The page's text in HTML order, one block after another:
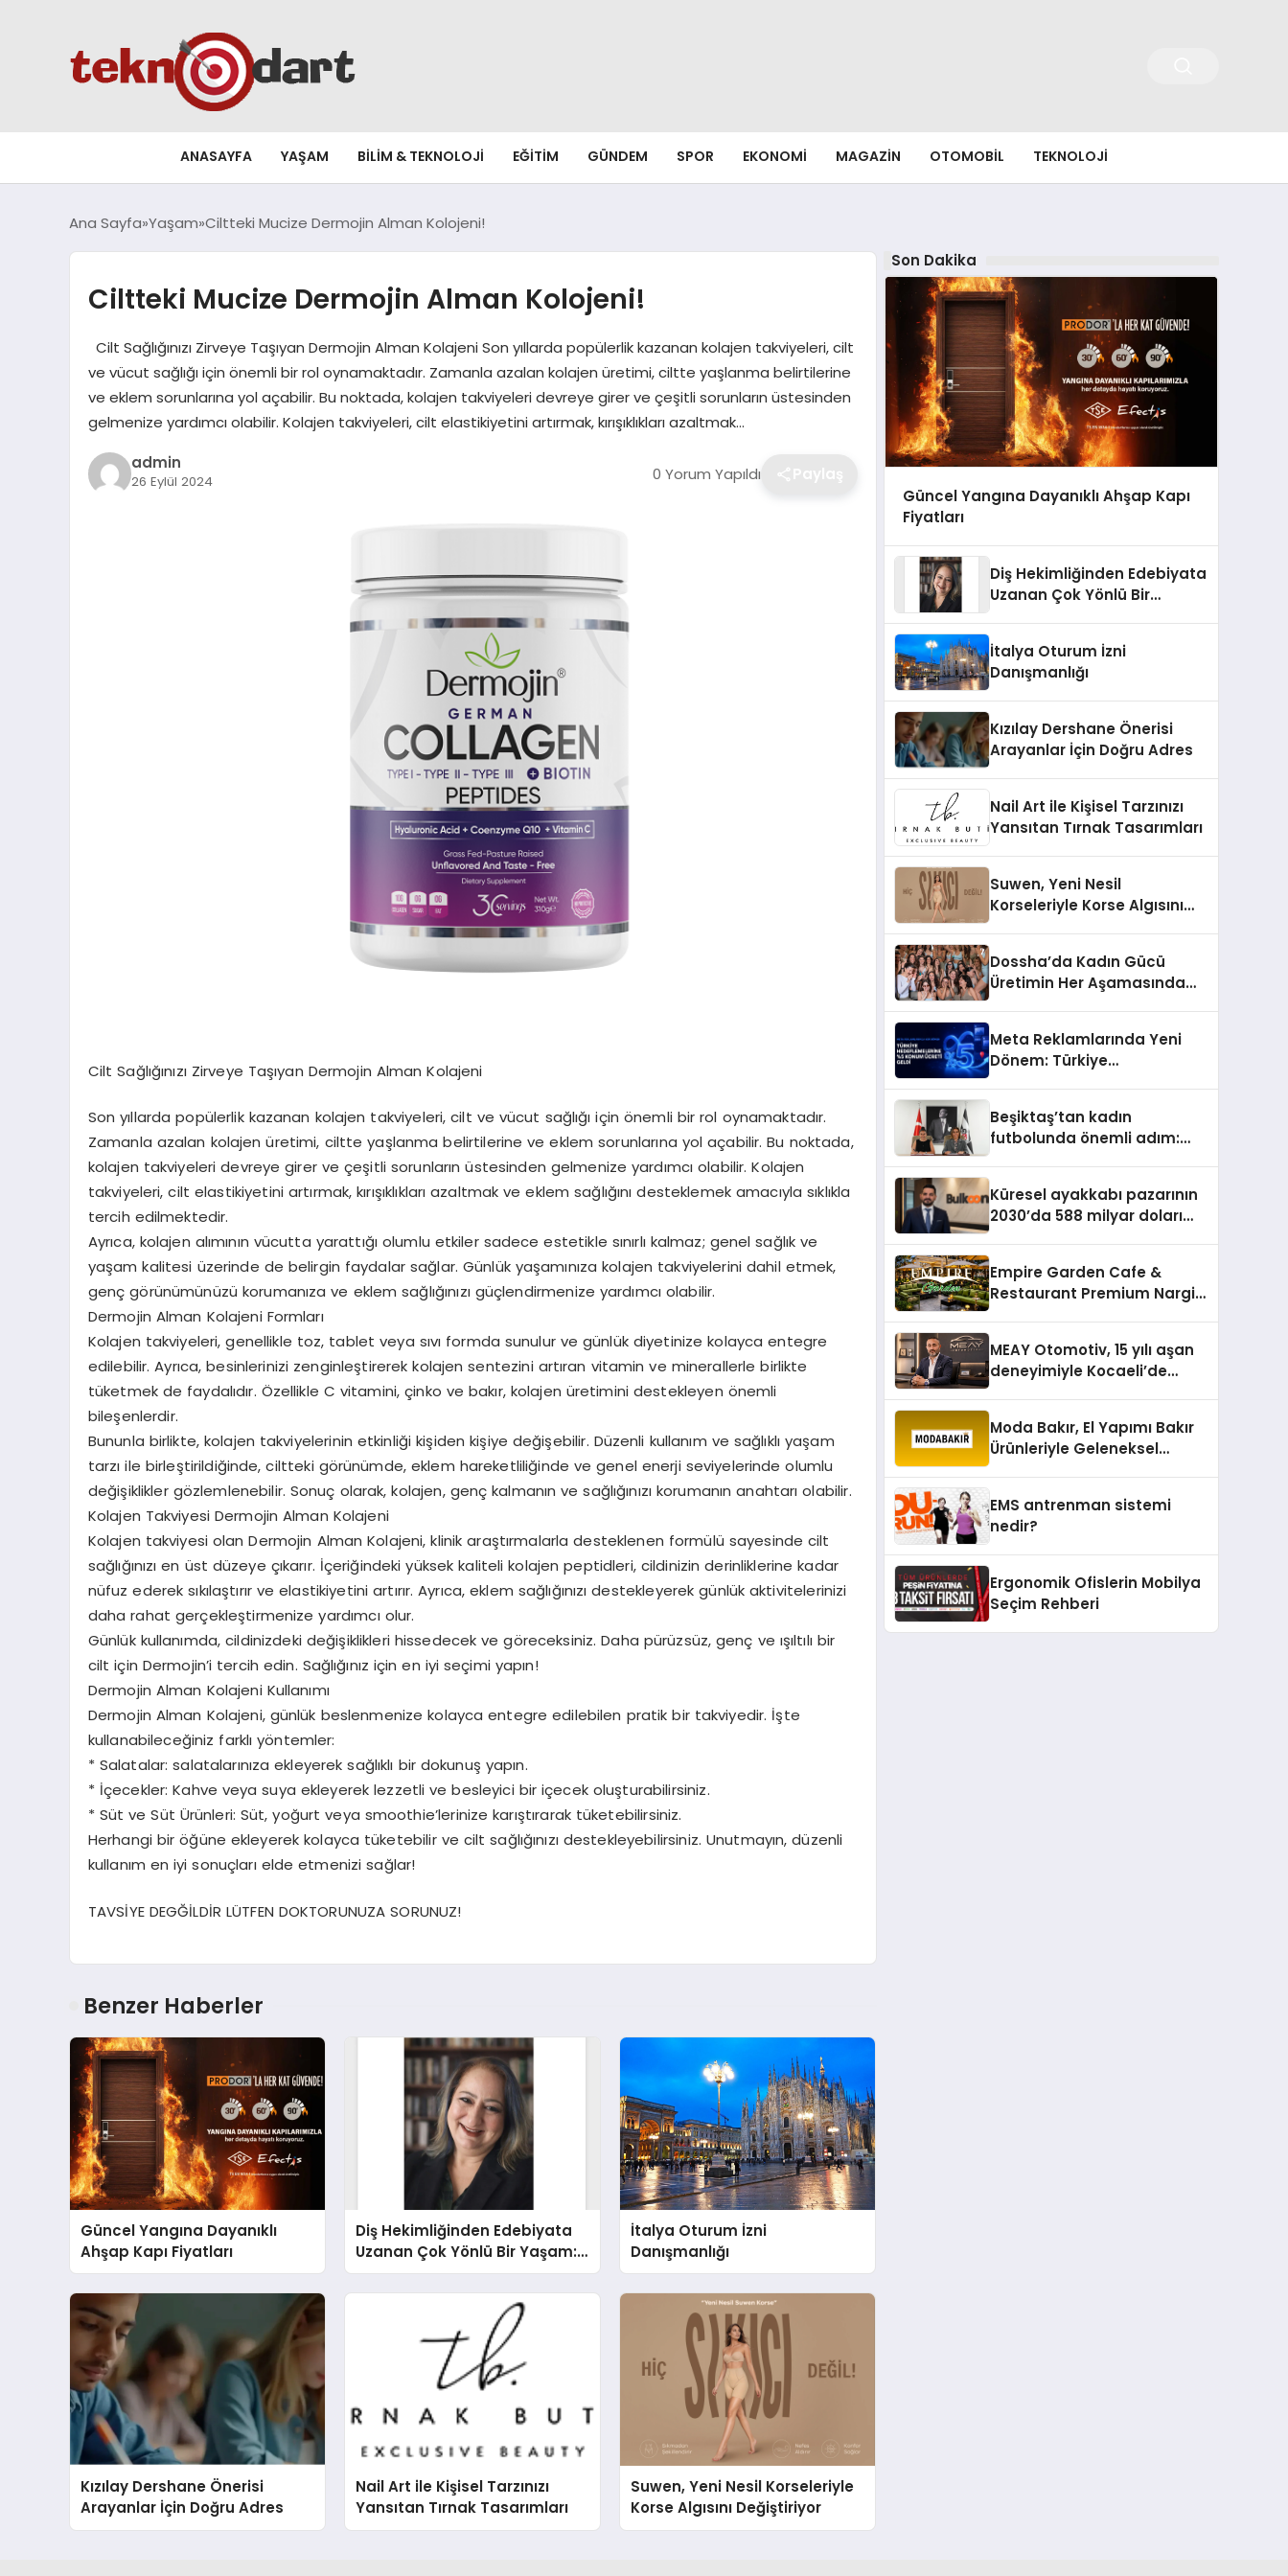
ANASAYFA YAŞAM BILIM & TEKNOLOJI EĞITIM GÜNDEM SPOR EKONOMI MAGAZIN OTOMOBIL TEKNOLOJI
Ana Sayfa Yaşam Ciltteki Mucize Dermojin Alman Kolojeni!
Ciltteki Mucize Dermojin Alman Kolojeni!
Cilt Sağlığınızı Zirveye Taşıyan Dermojin Alman Kolajeni Son yıllarda popülerlik kazanan kolajen takviyeleri, cilt
ve vücut sağlığı için önemli bir rol oynamaktadır. Zamanla azalan kolajen üretimi, ciltte yaşlanma belirtilerine
ve eklem sorunlarına yol açabilir. Bu noktada, kolajen takviyeleri devreye girer ve çeşitli sorunların üstesinden
gelmenize yardımcı olabilir. Kolajen takviyeleri, cilt elastikiyetini artırmak, kırışıklıkları azaltmak…
admin
26 Eylül 2024 0 Yorum Yapıldı
Cilt Sağlığınızı Zirveye Taşıyan Dermojin Alman Kolajeni
Son yıllarda popülerlik kazanan kolajen takviyeleri, cilt ve vücut sağlığı için önemli bir rol oynamaktadır.
Zamanla azalan kolajen üretimi, ciltte yaşlanma belirtilerine ve eklem sorunlarına yol açabilir. Bu noktada,
kolajen takviyeleri devreye girer ve çeşitli sorunların üstesinden gelmenize yardımcı olabilir. Kolajen
takviyeleri, cilt elastikiyetini artırmak, kırışıklıkları azaltmak ve eklem sağlığını desteklemek amacıyla sıklıkla
tercih edilmektedir.
Ayrıca, kolajen alımının vücutta yarattığı olumlu etkiler sadece estetikle sınırlı kalmaz; genel sağlık ve
yaşam kalitesi üzerinde de belirgin faydalar sağlar. Günlük yaşamınıza kolajen takviyelerini dahil etmek,
genç görünümünüzü korumanıza ve eklem sağlığınızı güçlendirmenize yardımcı olabilir.
Dermojin Alman Kolajeni Formları
Kolajen takviyeleri, genellikle toz, tablet veya sıvı formda sunulur ve günlük diyetinize kolayca entegre
edilebilir. Ayrıca, besinlerinizi zenginleştirerek kolajen sentezini artıran vitamin ve minerallerle birlikte
tüketmek de faydalıdır. Özellikle C vitamini, çinko ve bakır, kolajen üretimini destekleyen önemli
bileşenlerdir.
Bununla birlikte, kolajen takviyelerinin etkinliği kişiden kişiye değişebilir. Düzenli kullanım ve sağlıklı yaşam
tarzı ile birleştirildiğinde, ciltteki görünümde, eklem hareketliliğinde ve genel enerji seviyelerinde olumlu
değişiklikler gözlemlenebilir. Sonuç olarak, kolajen, genç kalmanın ve sağlığınızı korumanın anahtarı olabilir.
Kolajen Takviyesi Dermojin Alman Kolajeni
Kolajen takviyesi olan Dermojin Alman Kolajeni, klinik araştırmalarla desteklenen formülü sayesinde cilt
sağlığınızı en üst düzeye çıkarır. İçeriğindeki yüksek kaliteli kolajen peptidleri, cildinizin derinliklerine kadar
nüfuz ederek sıkılaştırır ve elastikiyetini artırır. Ayrıca, eklem sağlığınızı destekleyerek günlük aktivitelerinizi
daha rahat gerçekleştirmenize yardımcı olur.
Günlük kullanımda, cildinizdeki değişiklikleri hissedecek ve göreceksiniz. Daha pürüzsüz, genç ve ışıltılı bir
cilt için Dermojin’i tercih edin. Sağlığınız için en iyi seçimi yapın!
Dermojin Alman Kolajeni Kullanımı
Dermojin Alman Kolajeni, günlük beslenmenize kolayca entegre edilebilen pratik bir takviyedir. İşte
kullanabileceğiniz farklı yöntemler:
* Salatalar: salatalarınıza ekleyerek sağlıklı bir dokunuş yapın.
* İçecekler: Kahve veya suya ekleyerek lezzetli ve besleyici bir içecek oluşturabilirsiniz.
* Süt ve Süt Ürünleri: Süt, yoğurt veya smoothie’lerinize karıştırarak tüketebilirsiniz.
Herhangi bir öğüne ekleyerek kolayca tüketebilir ve cilt sağlığınızı destekleyebilirsiniz. Unutmayın, düzenli
kullanım en iyi sonuçları elde etmenizi sağlar!
TAVSİYE DEGĞİLDİR LÜTFEN DOKTORUNUZA SORUNUZ!
Benzer Haberler
Güncel Yangına Dayanıklı
Ahşap Kapı Fiyatları
Diş Hekimliğinden Edebiyata
Uzanan Çok Yönlü Bir Yaşam:
Yeşim Şahin Yaman
İtalya Oturum İzni
Danışmanlığı
Kızılay Dershane Önerisi
Arayanlar İçin Doğru Adres
Nail Art ile Kişisel Tarzınızı
Yansıtan Tırnak Tasarımları
Suwen, Yeni Nesil Korseleriyle
Korse Algısını Değiştiriyor
Son Dakika
Güncel Yangına Dayanıklı Ahşap Kapı
Fiyatları
Diş Hekimliğinden Edebiyata
Uzanan Çok Yönlü Bir
İtalya Oturum İzni
Danışmanlığı
Kızılay Dershane Önerisi
Arayanlar İçin Doğru Adres
Nail Art ile Kişisel Tarzınızı
Yansıtan Tırnak Tasarımları
Suwen, Yeni Nesil
Korseleriyle Korse Algısını
Dossha’da Kadın Gücü
Üretimin Her Aşamasında
Meta Reklamlarında Yeni
Dönem: Türkiye
Beşiktaş’tan kadın
futbolunda önemli adım:
Gündoğdu kulüp hafızasını
geleceğe taşıyacak
Küresel ayakkabı pazarının
2030’da 588 milyar doları
Empire Garden Cafe &
Restaurant Premium Nargile
MEAY Otomotiv, 15 yılı aşan
deneyimiyle Kocaeli’de
Moda Bakır, El Yapımı Bakır
Ürünleriyle Geleneksel
EMS antrenman sistemi
nedir?
Ergonomik Ofislerin Mobilya
Seçim Rehberi